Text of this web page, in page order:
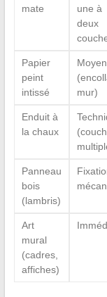
mate
une à
deux
Papier
peint
intissé
mur)
Enduit à
la chaux
Panneau
bois
(lambris)
Art
mural
(cadres,
affiches)